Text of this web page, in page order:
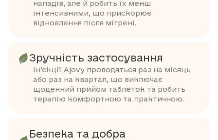
нападів, але й робить їх менш
інтенсивними, що прискорює
відновлення після мігрені.
Зручність застосування
Ін’єкції Ajovy проводяться раз на місяць
або раз на квартал, що виключає
щоденний прийом таблеток та робить
терапію комфортною та практичною.
Безпека та добра